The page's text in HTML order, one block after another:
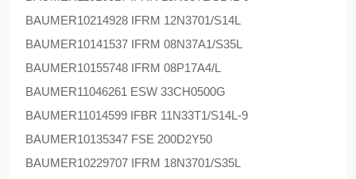
BAUMER10214928 IFRM 12N3701/S14L
BAUMER10141537 IFRM 08N37A1/S35L
BAUMER10155748 IFRM 08P17A4/L
BAUMER11046261 ESW 33CH0500G
BAUMER11014599 IFBR 11N33T1/S14L-9
BAUMER10135347 FSE 200D2Y50
BAUMER10229707 IFRM 18N3701/S35L